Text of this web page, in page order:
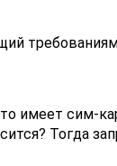
требованиям
имеет сим-
Тогда